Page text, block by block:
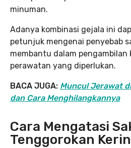
minuman.
Adanya kombinasi gejala ini
petunjuk mengenai penyebab
membantu dalam
perawatan yang diperlukan.
BACA JUGA: Muncul Jerawat
dan Cara Menghilangkannya
Cara Mengatasi
Tenggorokan